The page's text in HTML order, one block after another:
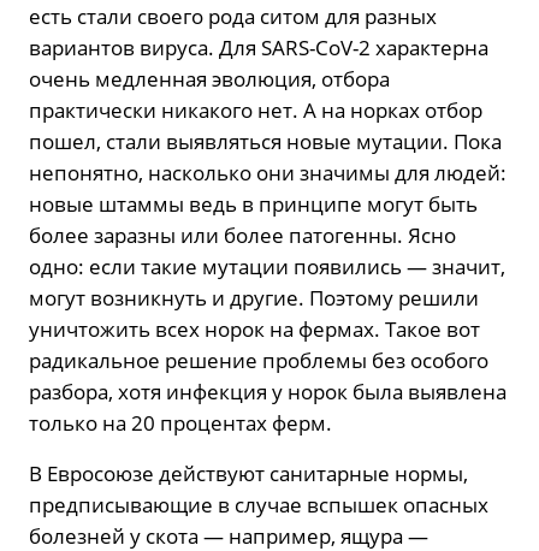
есть стали своего рода ситом для разных
вариантов вируса. Для SARS-CoV-2 характерна
очень медленная эволюция, отбора
практически никакого нет. А на норках отбор
пошел, стали выявляться новые мутации. Пока
непонятно, насколько они значимы для людей:
новые штаммы ведь в принципе могут быть
более заразны или более патогенны. Ясно
одно: если такие мутации появились — значит,
могут возникнуть и другие. Поэтому решили
уничтожить всех норок на фермах. Такое вот
радикальное решение проблемы без особого
разбора, хотя инфекция у норок была выявлена
только на 20 процентах ферм.
В Евросоюзе действуют санитарные нормы,
предписывающие в случае вспышек опасных
болезней у скота — например, ящура —